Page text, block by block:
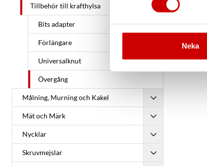
Neka
Tillbehör till krafthylsa
Bits adapter
Förlängare
Universalknut
Övergång
Målning, Murning och Kakel
Mät och Märk
Nycklar
Skruvmejslar